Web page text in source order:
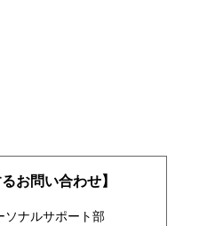
お問い合わせ】
ソナルサポート部